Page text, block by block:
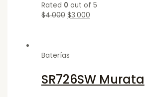
Rated 0 out of 5
$4.000 $3.000
Baterías
SR726SW Murata